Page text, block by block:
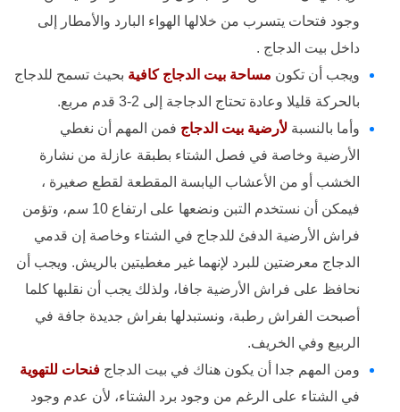
وجود فتحات يتسرب من خلالها الهواء البارد والأمطار إلى
داخل بيت الدجاج .
ويجب أن تكون مساحة بيت الدجاج كافية بحيث تسمح للدجاج
بالحركة قليلا وعادة تحتاج الدجاجة إلى 2-3 قدم مربع.
وأما بالنسبة لأرضية بيت الدجاج فمن المهم أن نغطي
الأرضية وخاصة في فصل الشتاء بطبقة عازلة من نشارة
الخشب أو من الأعشاب اليابسة المقطعة لقطع صغيرة ،
فيمكن أن نستخدم التبن ونضعها على ارتفاع 10 سم، وتؤمن
فراش الأرضية الدفئ للدجاج في الشتاء وخاصة إن قدمي
الدجاج معرضتين للبرد لإنهما غير مغطيتين بالريش. ويجب أن
نحافظ على فراش الأرضية جافا، ولذلك يجب أن نقلبها كلما
أصبحت الفراش رطبة، ونستبدلها بفراش جديدة جافة في
الربيع وفي الخريف.
ومن المهم جدا أن يكون هناك في بيت الدجاج فنحات للتهوية
في الشتاء على الرغم من وجود برد الشتاء، لأن عدم وجود